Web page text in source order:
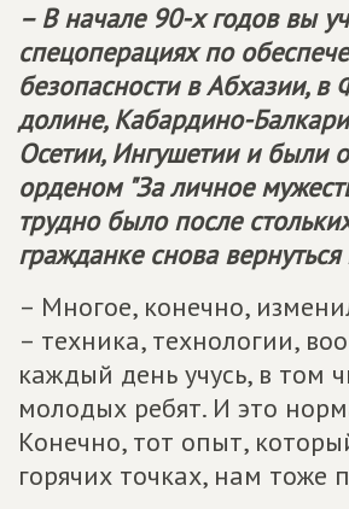
– В начале 90-х годов вы
спецоперациях по
безопасности в Абхазии, в
долине, Кабардино-
Осетии, Ингушетии и были
орденом "За личное
трудно было после
гражданке снова
– Многое, конечно,
– техника, технологии,
каждый день учусь, в том
молодых ребят. И это
Конечно, тот опыт,
горячих точках, нам тоже